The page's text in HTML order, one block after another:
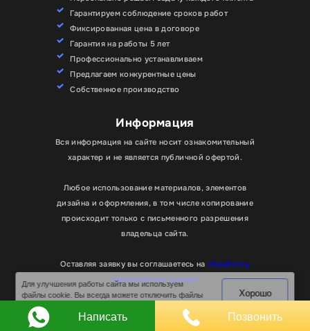
Гарантируем соблюдение сроков работ
Фиксированная цена в договоре
Гарантия на работы 5 лет
Профессионально устанавливаем
Предлагаем конкурентные цены
Собственное производство
Информация
Вся информация на сайте носит ознакомительный
характер и не является публичной офертой.
Любое использование материалов, элементов
дизайна и оформления, в том числе копирование
происходит только с письменного разрешения
владельца сайта.
Оставляя заявку вы соглашаетесь на обработку
персональных данных
© RPKLUXEXPO 2025.
Для улучшения работы сайта мы используем
файлы cookie. Вы всегда можете отключить файлы
cookie в настройках браузера.
Хорошо
Написать Позвонить